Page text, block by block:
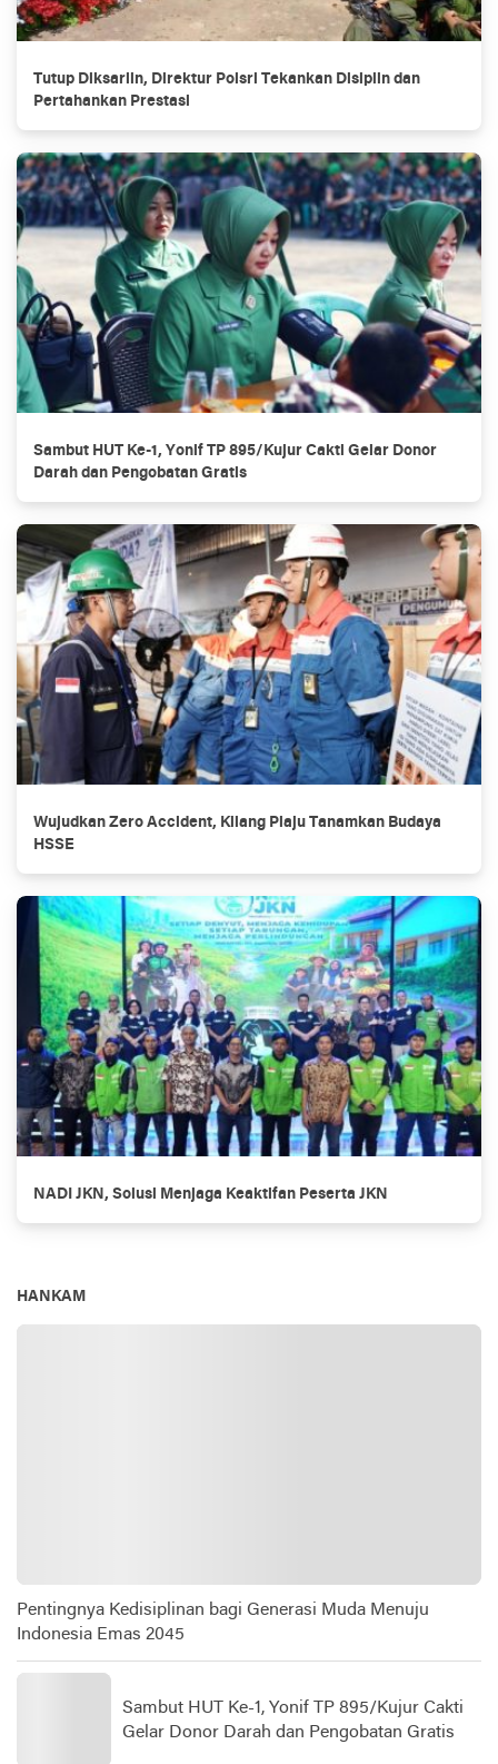
Tutup Diksarlin, Direktur Polsri Tekankan Disiplin dan
Pertahankan Prestasi
Sambut HUT Ke-1, Yonif TP 895/Kujur Cakti Gelar Donor
Darah dan Pengobatan Gratis
Wujudkan Zero Accident, Kilang Plaju Tanamkan Budaya
HSSE
NADI JKN, Solusi Menjaga Keaktifan Peserta JKN
HANKAM
Pentingnya Kedisiplinan bagi Generasi Muda Menuju
Indonesia Emas 2045
Sambut HUT Ke-1, Yonif TP 895/Kujur Cakti
Gelar Donor Darah dan Pengobatan Gratis